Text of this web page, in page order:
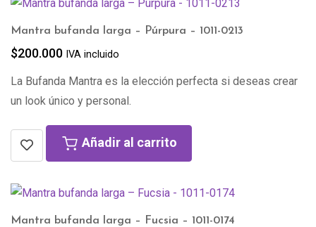
Mantra bufanda larga – Púrpura – 1011-0213
$200.000 IVA incluido
La Bufanda Mantra es la elección perfecta si deseas crear
un look único y personal.
Añadir al carrito
Mantra bufanda larga – Fucsia – 1011-0174